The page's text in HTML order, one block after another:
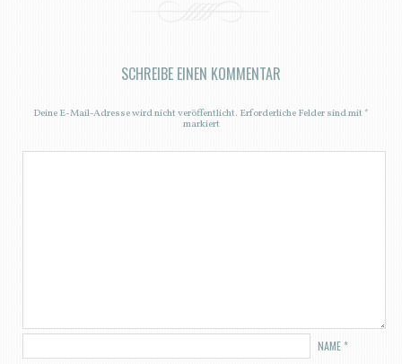
SCHREIBE EINEN KOMMENTAR
Deine E-Mail-Adresse wird nicht veröffentlicht. Erforderliche Felder sind mit*
markiert
NAME*